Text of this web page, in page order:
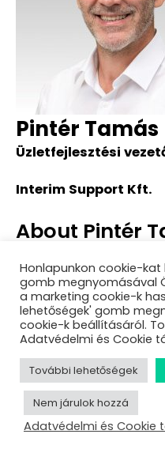
Pintér Tamás
Üzletfejlesztési
Interim Support Kft.
About Pintér
Sessions
Gyorsan és
megoldás
Honlapunkon cookie-kat
gomb megnyomásával
a marketing cookie-k
lehetőségek' gomb
cookie-k beállításáról.
Adatvédelmi és Cookie
További lehetőségek
Nem járulok hozzá
Adatvédelmi és Cookie